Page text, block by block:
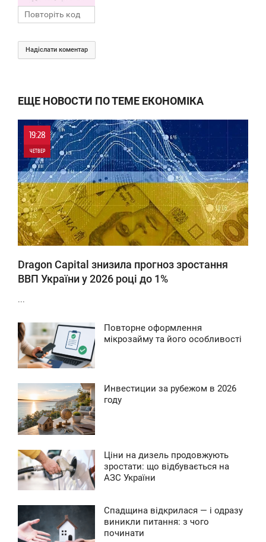
Надіслати коментар
ЕЩЕ НОВОСТИ ПО ТЕМЕ ЕКОНОМІКА
19:28
ЧЕТВЕР
0
0
Dragon Capital знизила прогноз зростання
ВВП України у 2026 році до 1%
...
Повторне оформлення
мікрозайму та його особливості
Инвестиции за рубежом в 2026
году
Ціни на дизель продовжують
зростати: що відбувається на
АЗС України
Спадщина відкрилася — і одразу
виникли питання: з чого
починати